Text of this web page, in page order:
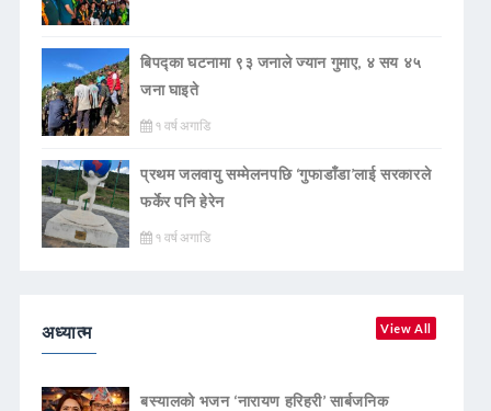
बिपद्का घटनामा ९३ जनाले ज्यान गुमाए, ४ सय ४५
जना घाइते
१ वर्ष अगाडि
प्रथम जलवायु सम्मेलनपछि ‘गुफाडाँडा’लाई सरकारले
फर्केर पनि हेरेन
१ वर्ष अगाडि
अध्यात्म View All
बस्यालको भजन ‘नारायण हरिहरी’ सार्बजनिक